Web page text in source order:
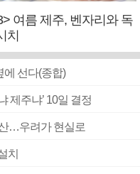
여름 제주, 벤자리와 독
치
에 선다(종합)
제주냐’ 10일 결정
산…우려가 현실로
치